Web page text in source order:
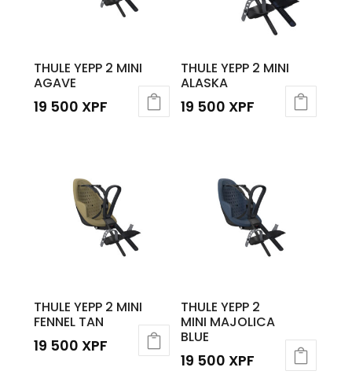
THULE YEPP 2 MINI
AGAVE
19 500 XPF
THULE YEPP 2 MINI
ALASKA
19 500 XPF
THULE YEPP 2 MINI
FENNEL TAN
19 500 XPF
THULE YEPP 2
MINI MAJOLICA
BLUE
19 500 XPF